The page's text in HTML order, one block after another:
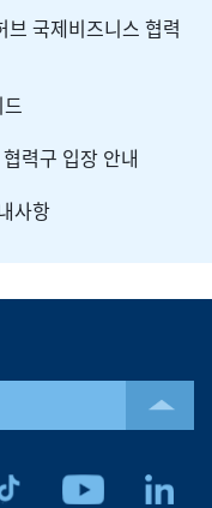
브 국제비즈니스 협력
력구 입장 안내
사항